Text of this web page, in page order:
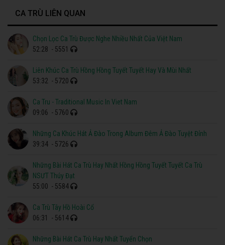
CA TRÙ LIÊN QUAN
Chọn Lọc Ca Trù Được Nghe Nhiều Nhất Của Việt Nam
52:28 - 5551
Liên Khúc Ca Trù Hồng Hồng Tuyết Tuyết Hay Và Mùi Nhất
53:32 - 5720
Ca Tru - Traditional Music In Viet Nam
09:06 - 5760
Những Ca Khúc Hát Ả Đào Trong Album Đêm Ả Đào Tuyệt Đỉnh
39:34 - 5726
Những Bài Hát Ca Trù Hay Nhất Hồng Hồng Tuyết Tuyết Ca Trù
NSƯT Thúy Đạt
55:00 - 5584
Ca Trù Tây Hồ Hoài Cổ
06:31
- 5614
Những Bài Hát Ca Trù Hay Nhất Tuyển Chọn